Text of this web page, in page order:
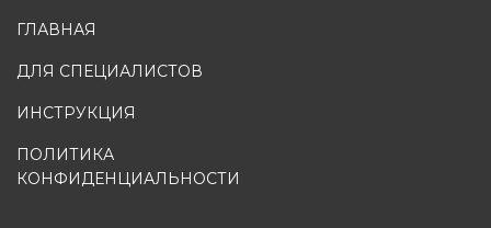
ГЛАВНАЯ
ДЛЯ СПЕЦИАЛИСТОВ
ИНСТРУКЦИЯ
ПОЛИТИКА
КОНФИДЕНЦИАЛЬНОСТИ